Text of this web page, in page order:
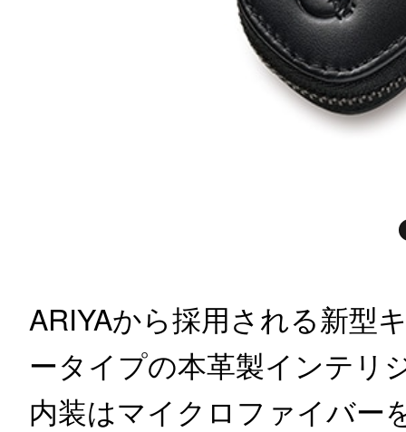
ARIYAから採用される新型
ータイプの本革製インテリ
内装はマイクロファイバー